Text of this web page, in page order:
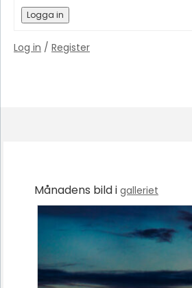
Logga in
Log in / Register
Månadens bild i galleriet